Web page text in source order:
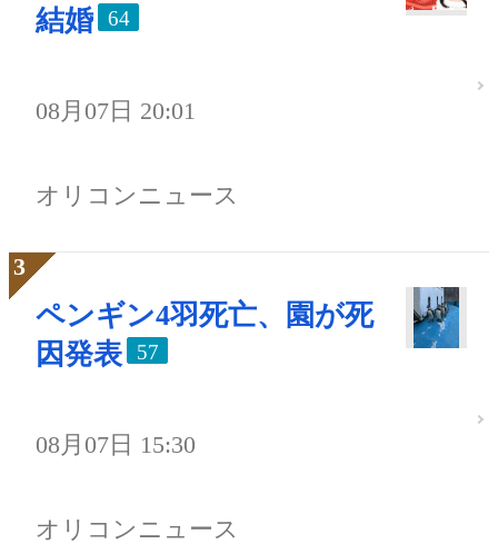
結婚
64
08月07日 20:01
オリコンニュース
ペンギン4羽死亡、園が死
因発表
57
08月07日 15:30
オリコンニュース